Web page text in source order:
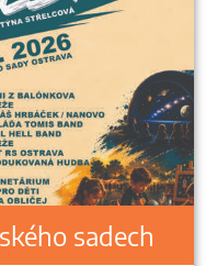
sadech